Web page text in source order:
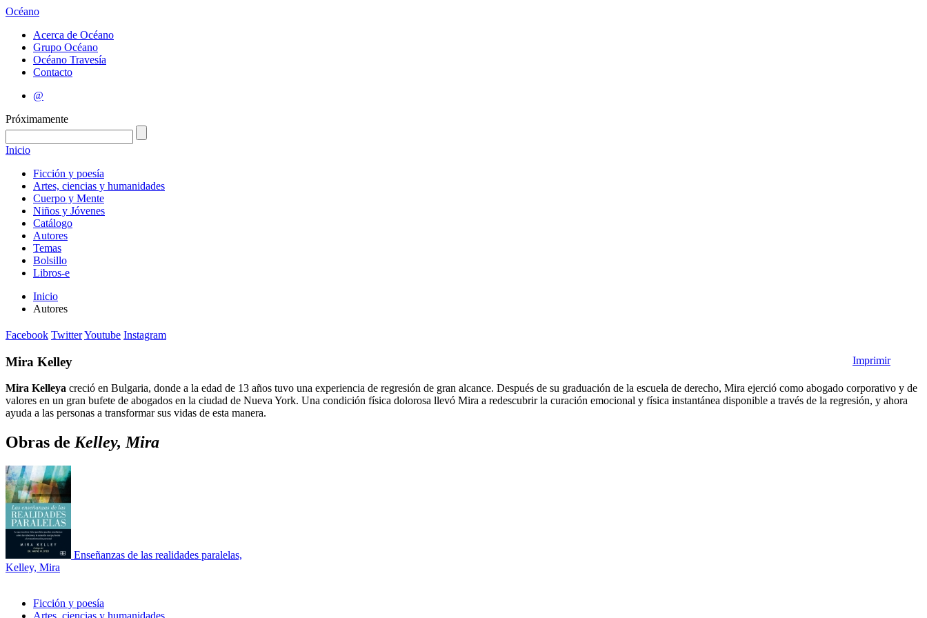
Océano
Acerca de Océano
Grupo Océano
Océano Travesía
Contacto
@
Próximamente
Inicio
Ficción y poesía
Artes, ciencias y humanidades
Cuerpo y Mente
Niños y Jóvenes
Catálogo
Autores
Temas
Bolsillo
Libros-e
Inicio
Autores
Facebook TwitterYoutube Instagram
Imprimir
Mira Kelley
Mira Kelleya creció en Bulgaria, donde a la edad de 13 años tuvo una experiencia de regresión de gran alcance. Después de su graduación de la escuela de derecho, Mira ejerció como abogado corporativo y de
valores en un gran bufete de abogados en la ciudad de Nueva York. Una condición física dolorosa llevó Mira a redescubrir la curación emocional y física instantánea disponible a través de la regresión, y ahora
ayuda a las personas a transformar sus vidas de esta manera.
Obras de Kelley, Mira
Enseñanzas de las realidades paralelas,
Kelley, Mira
Ficción y poesía